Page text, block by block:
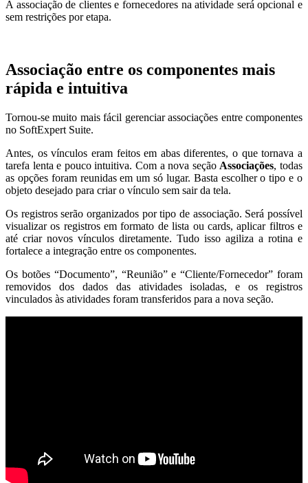
A associação de clientes e fornecedores na atividade será opcional e
sem restrições por etapa.
Associação entre os componentes mais
rápida e intuitiva
Tornou-se muito mais fácil gerenciar associações entre componentes
no SoftExpert Suite.
Antes, os vínculos eram feitos em abas diferentes, o que tornava a
tarefa lenta e pouco intuitiva. Com a nova seção Associações, todas
as opções foram reunidas em um só lugar. Basta escolher o tipo e o
objeto desejado para criar o vínculo sem sair da tela.
Os registros serão organizados por tipo de associação. Será possível
visualizar os registros em formato de lista ou cards, aplicar filtros e
até criar novos vínculos diretamente. Tudo isso agiliza a rotina e
fortalece a integração entre os componentes.
Os botões “Documento”, “Reunião” e “Cliente/Fornecedor” foram
removidos dos dados das atividades isoladas, e os registros
vinculados às atividades foram transferidos para a nova seção.